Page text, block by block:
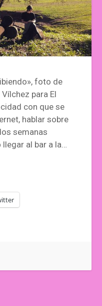
foto de
para El
con que se
hablar sobre
semanas
al bar a la…